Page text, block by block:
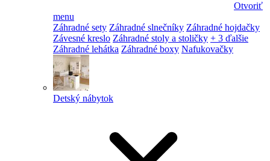
Otvoriť
menu
Záhradné sety Záhradné slnečníky Záhradné hojdačky
Závesné kreslo Záhradné stoly a stoličky + 3 ďalšie
Záhradné lehátka Záhradné boxy Nafukovačky
Detský nábytok